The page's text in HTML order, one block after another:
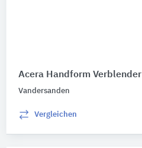
Acera Handform Verblender
Vandersanden
Vergleichen